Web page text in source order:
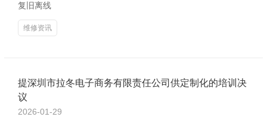
复旧离线
维修资讯
提深圳市拉冬电子商务有限责任公司供定制化的培训决
议
2026-01-29